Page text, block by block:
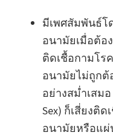
มีเพศสัมพันธ์โ
อนามัยเมื่อต้อ
ติดเชื้อกามโร
อนามัยไม่ถูกต้
อย่างสม่ำเสม
Sex) ก็เสี่ยงติ
อนามัยหรือแผ่